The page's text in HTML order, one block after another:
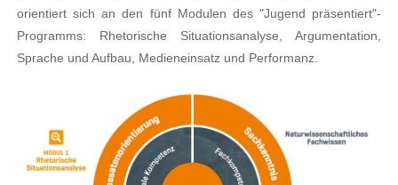
orientiert sich an den fünf Modulen des "Jugend präsentiert"-
Programms: Rhetorische Situationsanalyse, Argumentation,
Sprache und Aufbau, Medieneinsatz und Performanz.